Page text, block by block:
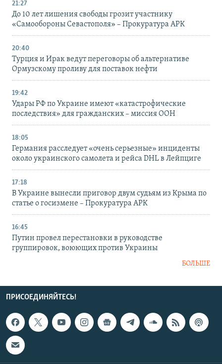
21:27
До 10 лет лишения свободы грозит участнику
«Самообороны Севастополя» – Прокуратура АРК
20:40
Турция и Ирак ведут переговоры об альтернативе
Ормузскому проливу для поставок нефти
19:42
Удары РФ по Украине имеют «катастрофические
последствия» для гражданских – миссия ООН
18:05
Германия расследует «очень серьезные» инциденты
около украинского самолета и рейса DHL в Лейпциге
17:18
В Украине вынесли приговор двум судьям из Крыма по
статье о госизмене – Прокуратура АРК
16:45
Путин провел перестановки в руководстве
группировок, воюющих против Украины
БОЛЬШЕ
ПРИСОЕДИНЯЙТЕСЬ!